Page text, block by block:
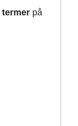
termerpå